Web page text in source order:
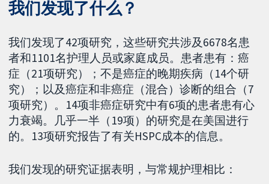
我们发现了什么？
我们发现了42项研究，这些研究共涉及6678名患
者和1101名护理人员或家庭成员。患者患有：癌
症（21项研究）；不是癌症的晚期疾病（14个研
究）；以及癌症和非癌症（混合）诊断的组合（7
项研究）。14项非癌症研究中有6项的患者患有心
力衰竭。几乎一半（19项）的研究是在美国进行
的。13项研究报告了有关HSPC成本的信息。
我们发现的研究证据表明，与常规护理相比：